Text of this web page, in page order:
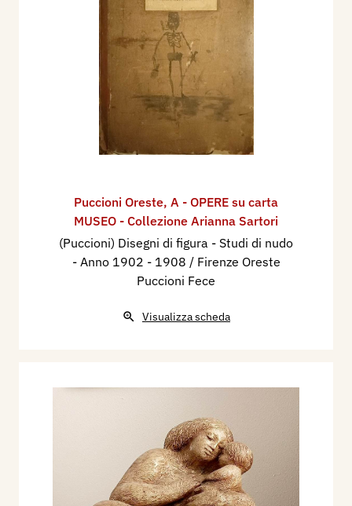
Puccioni Oreste, A - OPERE su carta
MUSEO - Collezione Arianna Sartori
(Puccioni) Disegni di figura - Studi di nudo
- Anno 1902 - 1908 / Firenze Oreste
Puccioni Fece
Visualizza scheda